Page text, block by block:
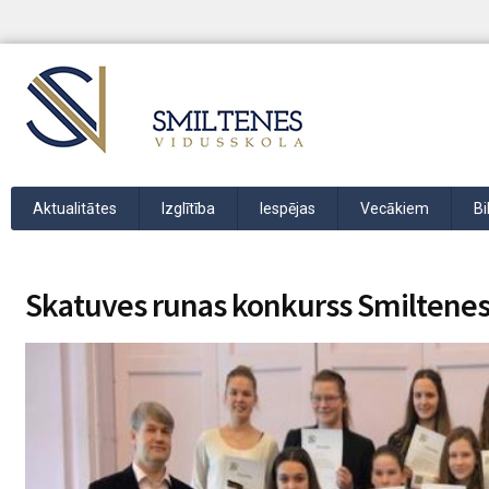
Aktualitātes Izglītība Iespējas Vecākiem
Skatuves runas konkurss